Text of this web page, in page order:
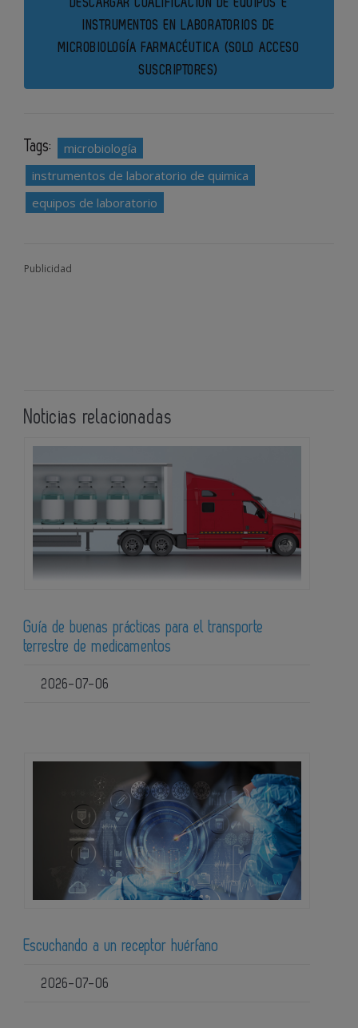
DESCARGAR CUALIFICACIÓN DE EQUIPOS E
INSTRUMENTOS EN LABORATORIOS DE
MICROBIOLOGÍA FARMACÉUTICA (SOLO ACCESO
SUSCRIPTORES)
Tags:
microbiología
instrumentos de laboratorio de quimica
equipos de laboratorio
Publicidad
Noticias relacionadas
Guía de buenas prácticas para el transporte
terrestre de medicamentos
2026-07-06
Escuchando a un receptor huérfano
2026-07-06